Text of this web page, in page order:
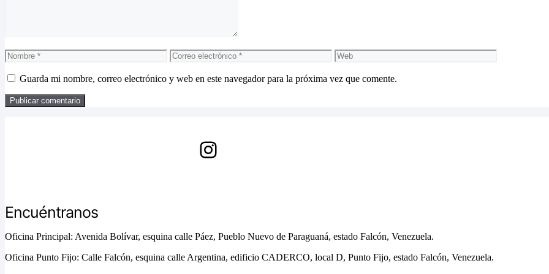
Nombre
Correo
electrónico
Web
Guarda mi nombre, correo electrónico y web en este navegador para la próxima vez que comente.
Instagram
Encuéntranos
Oficina Principal: Avenida Bolívar, esquina calle Páez, Pueblo Nuevo de Paraguaná, estado Falcón, Venezuela.
Oficina Punto Fijo: Calle Falcón, esquina calle Argentina, edificio CADERCO, local D, Punto Fijo, estado Falcón, Venezuela.